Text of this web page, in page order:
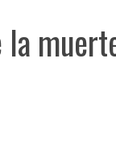
la